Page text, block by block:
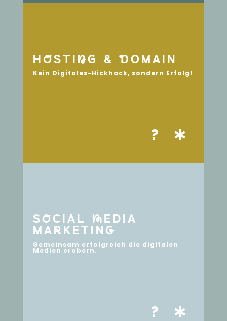
HoSTInG & dOMAIN
Kein Digitales-Hickhack, sondern Erfolg!
?
SoCIAL mEDIA
MArKETINg
Gemeinsam erfolgreich die digitalen
Medien erobern.
?